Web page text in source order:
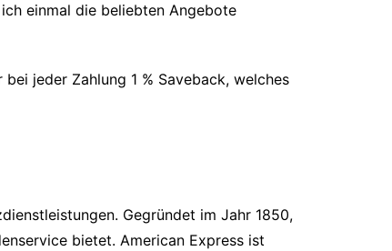
einmal die beliebten Angebote
jeder Zahlung 1 % Saveback, welches
Gegründet im Jahr 1850,
bietet. American Express ist